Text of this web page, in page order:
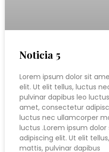
Noticia 5
Lorem ipsum dolor sit
elit. Ut elit tellus, luctus
pulvinar dapibus leo
amet, consectetur
luctus nec ullamcorper
luctus .Lorem ipsum
adipiscing elit. Ut elit
mattis, pulvinar dapibus